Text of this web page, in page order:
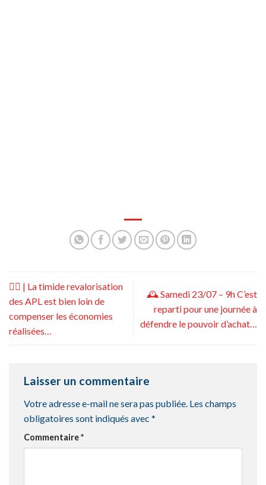
✍🏻 | La timide revalorisation
des APL est bien loin de
compenser les économies
réalisées…
🕰 Samedi 23/07 – 9h C’est
reparti pour une journée à
défendre le pouvoir d’achat…
Laisser un commentaire
Votre adresse e-mail ne sera pas publiée. Les champs
obligatoires sont indiqués avec *
Commentaire*